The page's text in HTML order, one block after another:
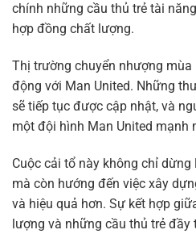
chính những cầu thủ trẻ tài
hợp đồng chất lượng.
Thị trường chuyển nhượng mùa
động với Man United. Những
sẽ tiếp tục được cập nhật, và
một đội hình Man United mạnh
Cuộc cải tổ này không chỉ
mà còn hướng đến việc xây
và hiệu quả hơn. Sự kết hợp
lượng và những cầu thủ trẻ đầy